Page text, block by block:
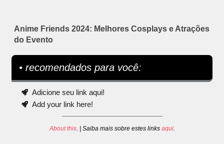
Anime Friends 2024: Melhores Cosplays e Atrações
do Evento
• recomendados para você:
Adicione seu link aqui!
Add your link here!
About this. | Saiba mais sobre estes links aqui.